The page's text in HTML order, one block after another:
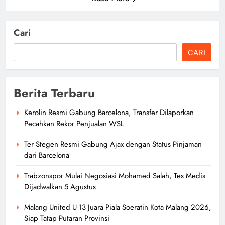
Cari
CARI
Berita Terbaru
Kerolin Resmi Gabung Barcelona, Transfer Dilaporkan
Pecahkan Rekor Penjualan WSL
Ter Stegen Resmi Gabung Ajax dengan Status Pinjaman
dari Barcelona
Trabzonspor Mulai Negosiasi Mohamed Salah, Tes Medis
Dijadwalkan 5 Agustus
Malang United U-13 Juara Piala Soeratin Kota Malang 2026,
Siap Tatap Putaran Provinsi